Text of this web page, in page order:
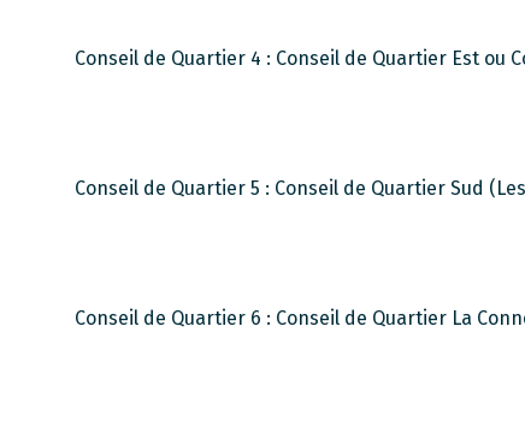
Conseil de Quartier 4 : Conseil de Quartier Est ou
Conseil de Quartier 5 : Conseil de Quartier Sud
Conseil de Quartier 6 : Conseil de Quartier La